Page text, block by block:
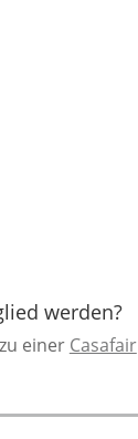
werden?
einer Casafair